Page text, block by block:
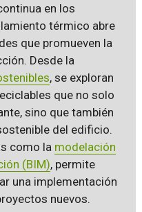
en los
térmico abre
que promueven la
Desde la
, se exploran
que no solo
sino que también
del edificio.
como la modelación
(BIM), permite
una implementación
nuevos.